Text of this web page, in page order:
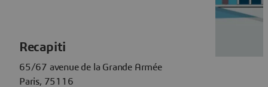
Recapiti
65/67 avenue de la Grande Armée
Paris, 75116